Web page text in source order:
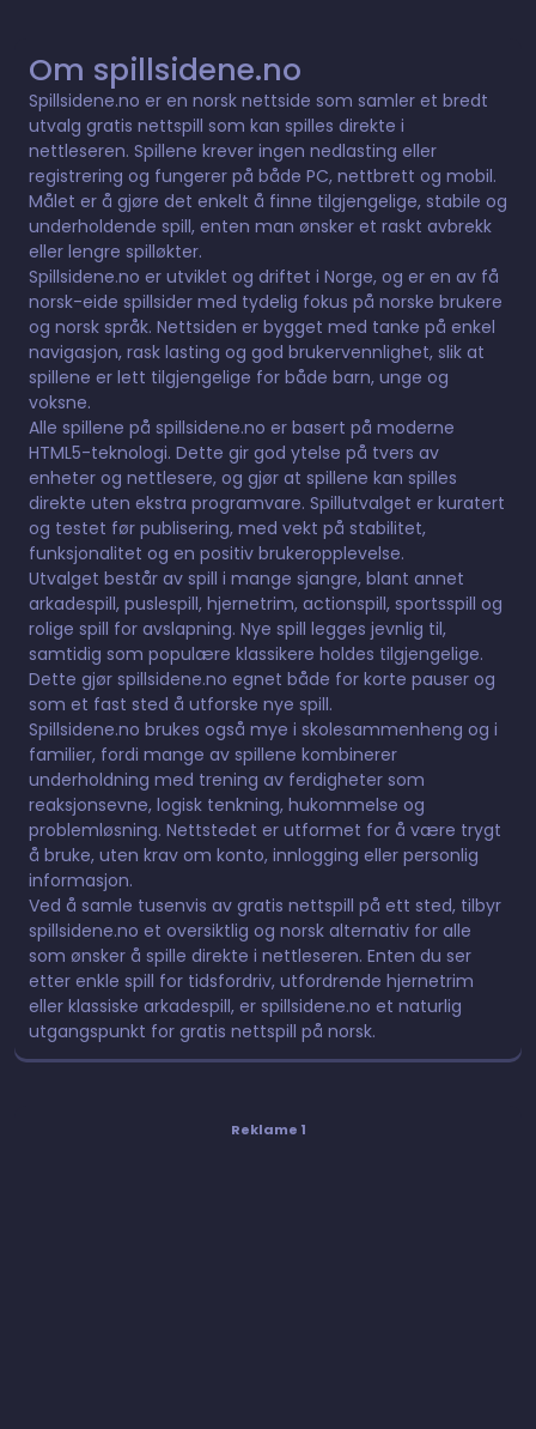
Om spillsidene.no
Spillsidene.no er en norsk nettside som samler et bredt
utvalg gratis nettspill som kan spilles direkte i
nettleseren. Spillene krever ingen nedlasting eller
registrering og fungerer på både PC, nettbrett og mobil.
Målet er å gjøre det enkelt å finne tilgjengelige, stabile og
underholdende spill, enten man ønsker et raskt avbrekk
eller lengre spilløkter.
Spillsidene.no er utviklet og driftet i Norge, og er en av få
norsk-eide spillsider med tydelig fokus på norske brukere
og norsk språk. Nettsiden er bygget med tanke på enkel
navigasjon, rask lasting og god brukervennlighet, slik at
spillene er lett tilgjengelige for både barn, unge og
voksne.
Alle spillene på spillsidene.no er basert på moderne
HTML5-teknologi. Dette gir god ytelse på tvers av
enheter og nettlesere, og gjør at spillene kan spilles
direkte uten ekstra programvare. Spillutvalget er kuratert
og testet før publisering, med vekt på stabilitet,
funksjonalitet og en positiv brukeropplevelse.
Utvalget består av spill i mange sjangre, blant annet
arkadespill, puslespill, hjernetrim, actionspill, sportsspill og
rolige spill for avslapning. Nye spill legges jevnlig til,
samtidig som populære klassikere holdes tilgjengelige.
Dette gjør spillsidene.no egnet både for korte pauser og
som et fast sted å utforske nye spill.
Spillsidene.no brukes også mye i skolesammenheng og i
familier, fordi mange av spillene kombinerer
underholdning med trening av ferdigheter som
reaksjonsevne, logisk tenkning, hukommelse og
problemløsning. Nettstedet er utformet for å være trygt
å bruke, uten krav om konto, innlogging eller personlig
informasjon.
Ved å samle tusenvis av gratis nettspill på ett sted, tilbyr
spillsidene.no et oversiktlig og norsk alternativ for alle
som ønsker å spille direkte i nettleseren. Enten du ser
etter enkle spill for tidsfordriv, utfordrende hjernetrim
eller klassiske arkadespill, er spillsidene.no et naturlig
utgangspunkt for gratis nettspill på norsk.
Reklame 1